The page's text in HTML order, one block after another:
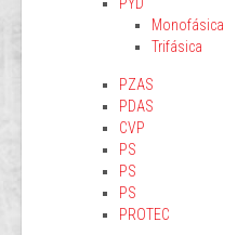
Monofásica
Trifásica
PZAS
PDAS
CVP
PS
PS
PS
PROTEC